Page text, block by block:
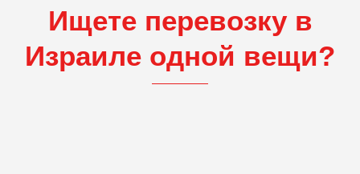
Ищете перевозку в
Израиле одной вещи?